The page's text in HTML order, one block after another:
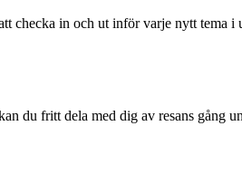
in och ut inför varje nytt tema
du fritt dela med dig av resans gång